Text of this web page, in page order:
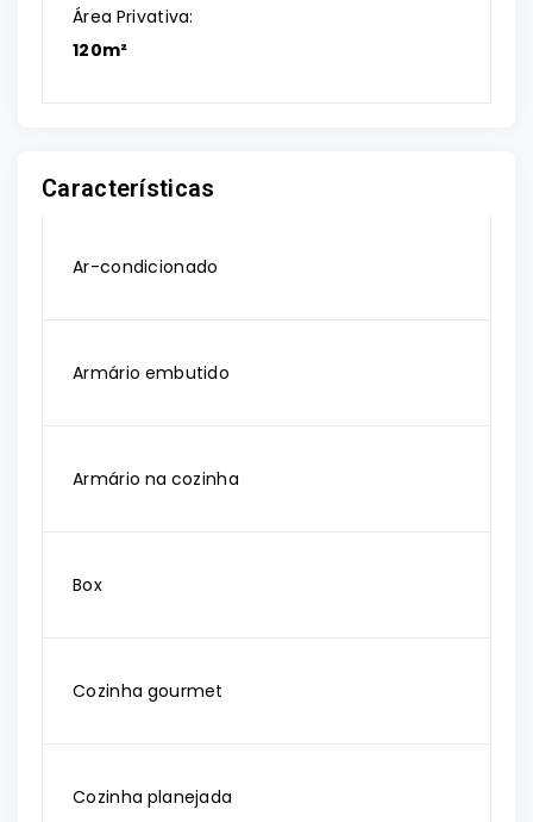
Área Privativa:
120m²
Características
Ar-condicionado
Armário embutido
Armário na cozinha
Box
Cozinha gourmet
Cozinha planejada